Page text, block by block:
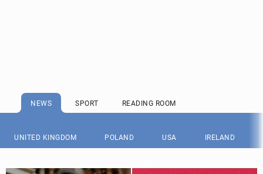
NEWS SPORT READING ROOM
UNITED KINGDOM POLAND USA IRELAND